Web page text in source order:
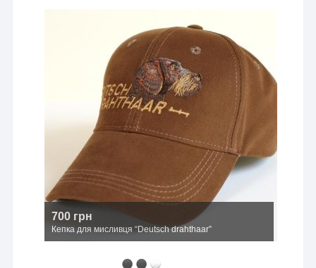
2500 грн
Мисливський капелюх з широкими полями